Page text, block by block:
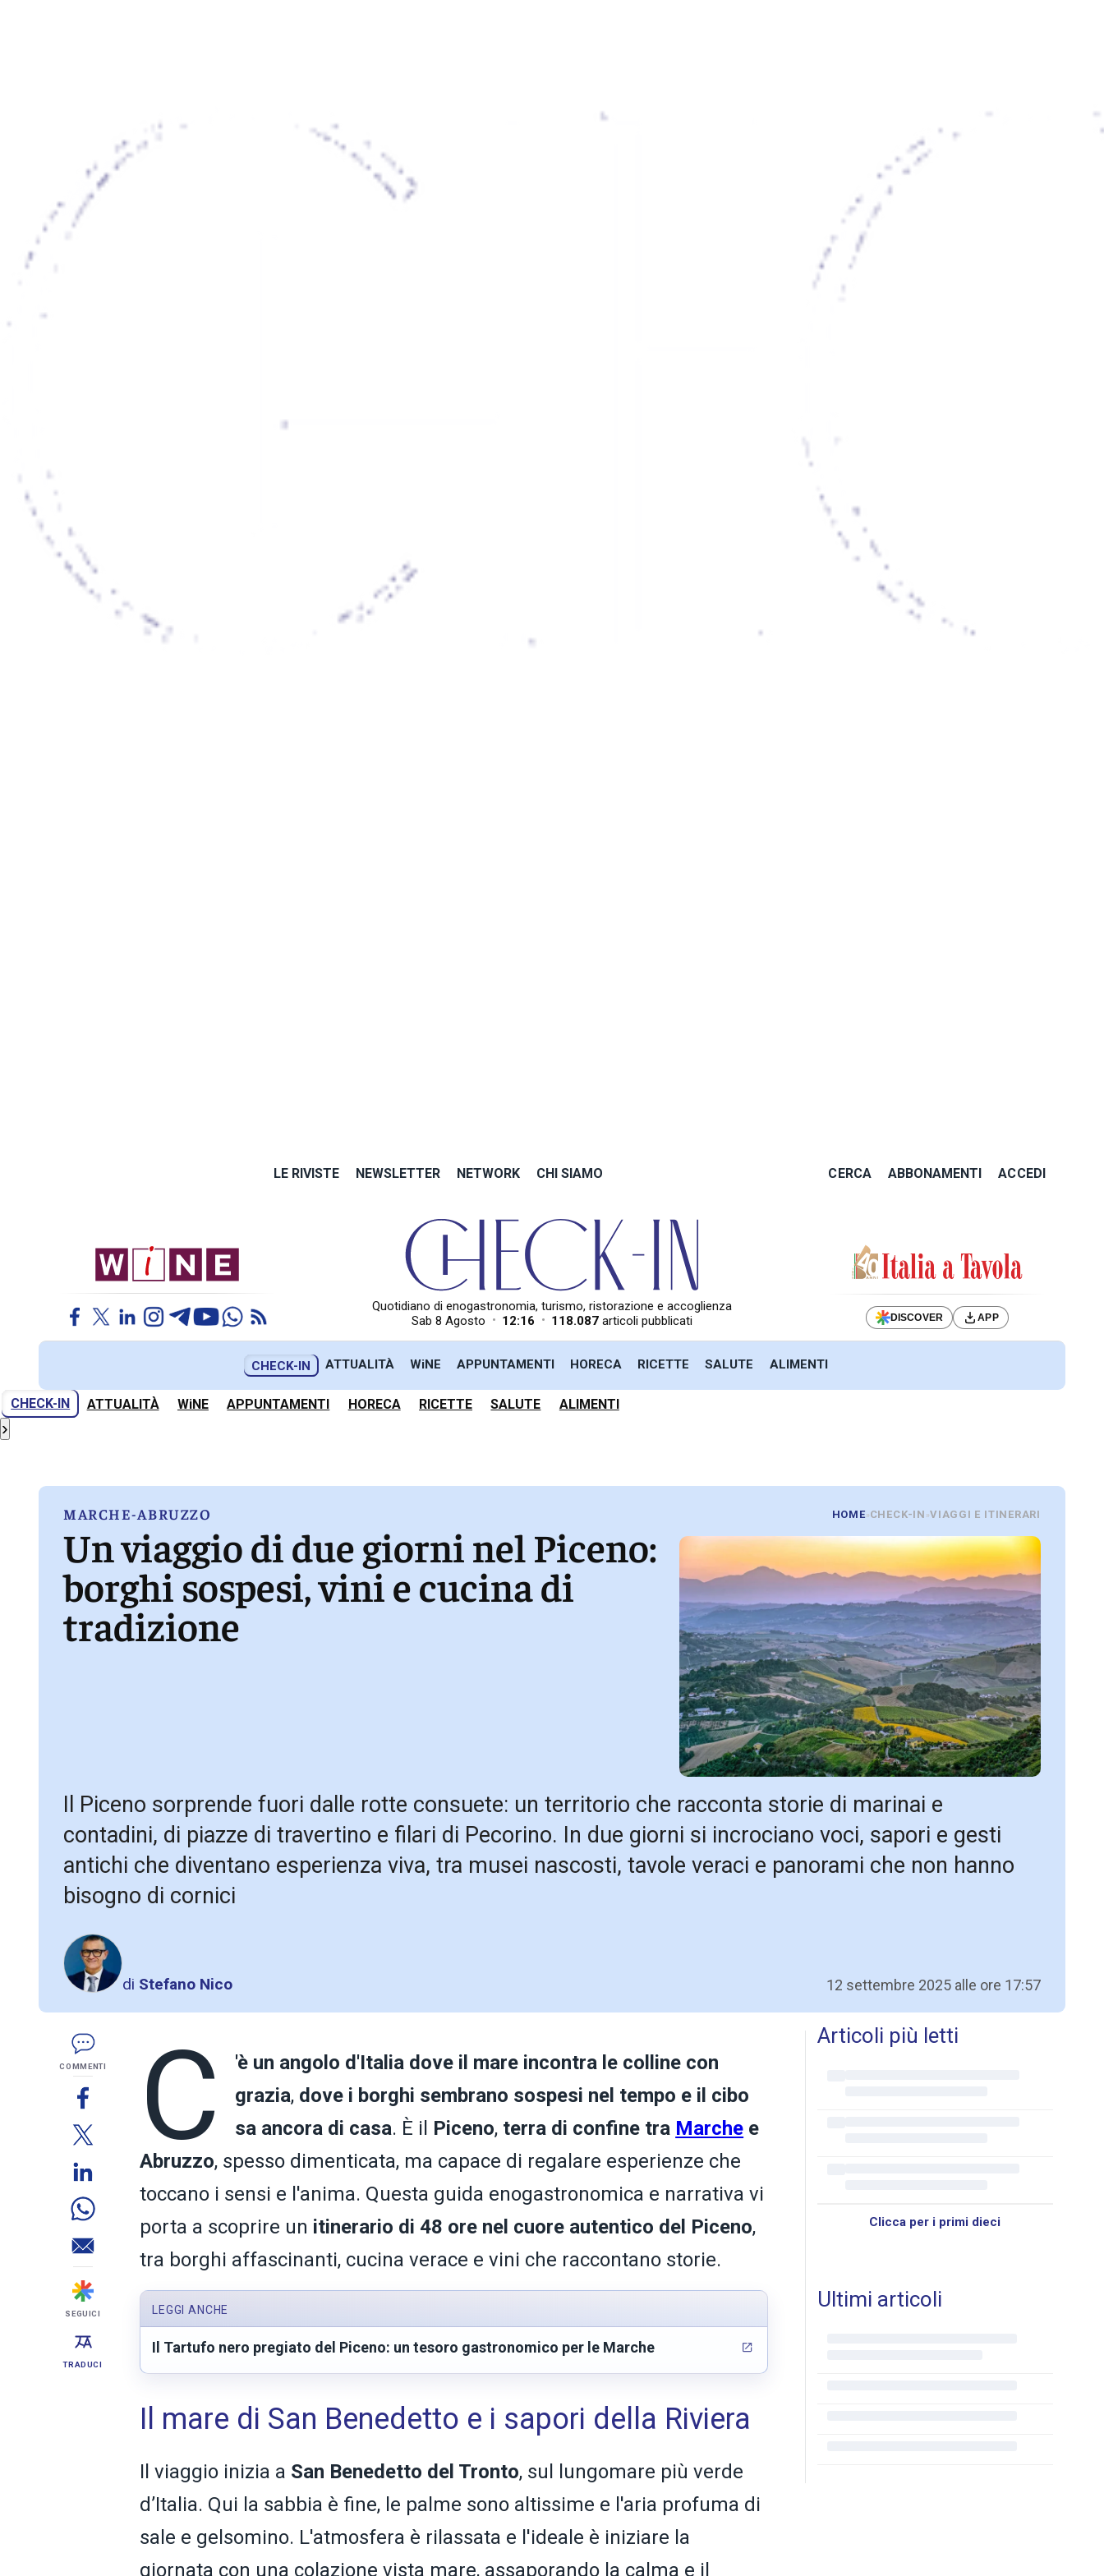
LE RIVISTE NEWSLETTER NETWORK CHI SIAMO CERCA ABBONAMENTI ACCEDI
Quotidiano di enogastronomia, turismo, ristorazione e accoglienza
Sab 8 Agosto • 12:16 • 118.087 articoli pubblicati DISCOVER APP
CHECK-IN ATTUALITÀ WiNE APPUNTAMENTI HORECA RICETTE SALUTE ALIMENTI
CHECK-IN ATTUALITÀ WiNE APPUNTAMENTI HORECA RICETTE SALUTE ALIMENTI
›
HOME»CHECK-IN »VIAGGI E ITINERARI
MARCHE-ABRUZZO
Un viaggio di due giorni nel Piceno:
borghi sospesi, vini e cucina di
tradizione
Il Piceno sorprende fuori dalle rotte consuete: un territorio che racconta storie di marinai e
contadini, di piazze di travertino e filari di Pecorino. In due giorni si incrociano voci, sapori e gesti
antichi che diventano esperienza viva, tra musei nascosti, tavole veraci e panorami che non hanno
bisogno di cornici
di Stefano Nico 12 settembre 2025 alle ore 17:57
COMMENTI
SEGUICI
TRADUCI
C 'è un angolo d'Italia dove il mare incontra le colline con
grazia, dove i borghi sembrano sospesi nel tempo e il cibo
sa ancora di casa. È il Piceno, terra di confine tra Marche e
Abruzzo, spesso dimenticata, ma capace di regalare esperienze che
toccano i sensi e l'anima. Questa guida enogastronomica e narrativa vi
porta a scoprire un itinerario di 48 ore nel cuore autentico del Piceno,
tra borghi affascinanti, cucina verace e vini che raccontano storie.
LEGGI ANCHE
Il Tartufo nero pregiato del Piceno: un tesoro gastronomico per le Marche
Il mare di San Benedetto e i sapori della Riviera
Il viaggio inizia a San Benedetto del Tronto, sul lungomare più verde
d’Italia. Qui la sabbia è fine, le palme sono altissime e l'aria profuma di
sale e gelsomino. L'atmosfera è rilassata e l'ideale è iniziare la
giornata con una colazione vista mare, assaporando la calma e il
Articoli più letti
Clicca per i primi dieci
Ultimi articoli